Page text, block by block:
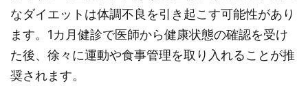
なダイエットは体調不良を引き起こす可能性があり
ます。1カ月健診で医師から健康状態の確認を受け
た後、徐々に運動や食事管理を取り入れることが推
奨されます。